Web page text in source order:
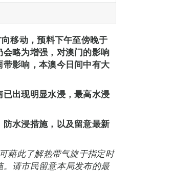
移动，预料下午至傍晚于
略为增强，对澳门的影响
影响，本澳今日间中有大
出现明显水浸，最高水浸
水浸措施，以及留意最新
藉此了解热带气旋于指定时
请市民留意本局发布的最